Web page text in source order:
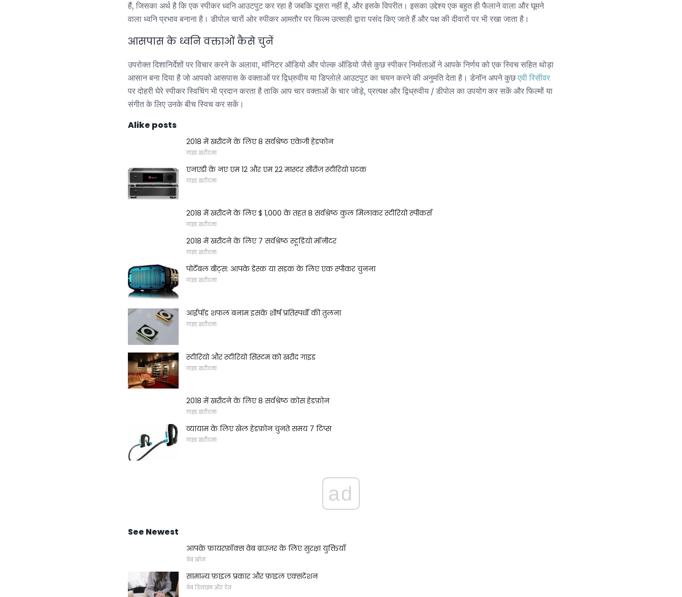
हैं, जिसका अर्थ है कि एक स्पीकर ध्वनि आउटपुट कर रहा है जबकि दूसरा नहीं है, और इसके विपरीत। इसका उद्देश्य एक बहुत ही फैलाने वाला और घूमने
वाला ध्वनि प्रभाव बनाना है। डीपोल चारों ओर स्पीकर आमतौर पर फिल्म उत्साही द्वारा पसंद किए जाते हैं और पक्ष की दीवारों पर भी रखा जाता है।
आसपास के ध्वनि वक्ताओं कैसे चुनें
उपरोक्त दिशानिर्देशों पर विचार करने के अलावा, मॉनिटर ऑडियो और पोल्क ऑडियो जैसे कुछ स्पीकर निर्माताओं ने आपके निर्णय को एक स्विच सहित थोड़ा
आसान बना दिया है जो आपको आसपास के वक्ताओं पर द्विध्रुवीय या डिप्लोले आउटपुट का चयन करने की अनुमति देता है। डेनॉन अपने कुछएवी रिसीवर
पर दोहरी घेरे स्पीकर स्विचिंग भी प्रदान करता है ताकि आप चार वक्ताओं के चार जोड़े, प्रत्यक्ष और द्विध्रुवीय / डीपोल का उपयोग कर सकें और फिल्मों या
संगीत के लिए उनके बीच स्विच कर सकें।
Alike posts
2018 में खरीदने के लिए 8 सर्वश्रेष्ठ एकेजी हेडफोन
गाइड खरीदना
एनएडी के नए एम 12 और एम 22 मास्टर सीरीज़ स्टीरियो घटक
गाइड खरीदना
2018 में खरीदने के लिए $ 1,000 के तहत 8 सर्वश्रेष्ठ कुल मिलाकर स्टीरियो स्पीकर्स
गाइड खरीदना
2018 में खरीदने के लिए 7 सर्वश्रेष्ठ स्टूडियो मॉनीटर
गाइड खरीदना
पोर्टेबल बीट्स: आपके डेस्क या सड़क के लिए एक स्पीकर चुनना
गाइड खरीदना
आईपॉड शफल बनाम इसके शीर्ष प्रतिस्पर्धी की तुलना
गाइड खरीदना
स्टीरियो और स्टीरियो सिस्टम को खरीद गाइड
गाइड खरीदना
2018 में खरीदने के लिए 8 सर्वश्रेष्ठ कोस हेडफ़ोन
गाइड खरीदना
व्यायाम के लिए खेल हेडफ़ोन चुनते समय 7 टिप्स
गाइड खरीदना
ad
See Newest
आपके फ़ायरफ़ॉक्स वेब ब्राउज़र के लिए सुरक्षा युक्तियाँ
वेब खोज
सामान्य फ़ाइल प्रकार और फ़ाइल एक्सटेंशन
वेब डिजाइन और देव